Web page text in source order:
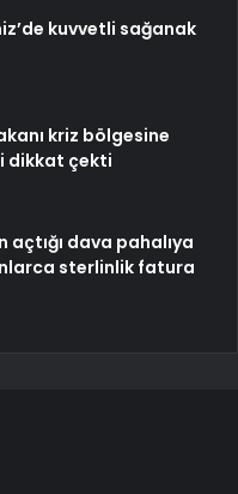
kuvvetli sağanak
kriz bölgesine
dikkat çekti
açtığı dava pahalıya
sterlinlik fatura